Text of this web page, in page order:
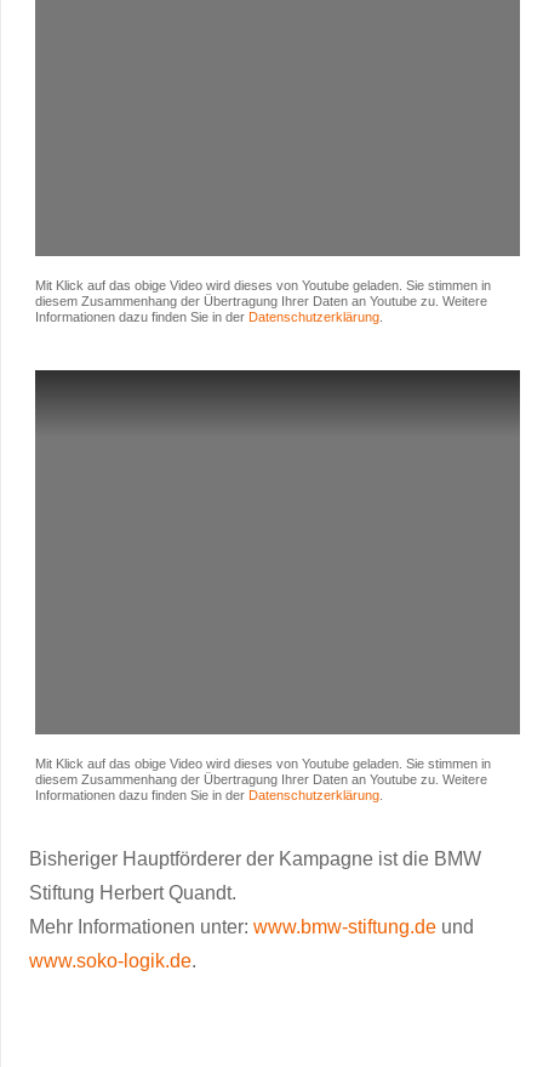
Mit Klick auf das obige Video wird dieses von Youtube geladen. Sie stimmen in
diesem Zusammenhang der Übertragung Ihrer Daten an Youtube zu. Weitere
Informationen dazu finden Sie in der Datenschutzerklärung
Mit Klick auf das obige Video wird dieses von Youtube geladen. Sie stimmen in
diesem Zusammenhang der Übertragung Ihrer Daten an Youtube zu. Weitere
Informationen dazu finden Sie in der Datenschutzerklärung
Bisheriger Hauptförderer der Kampagne ist die BMW
Stiftung Herbert Quandt.
Mehr Informationen unter: www.bmw-stiftung.de und
www.soko-logik.de.